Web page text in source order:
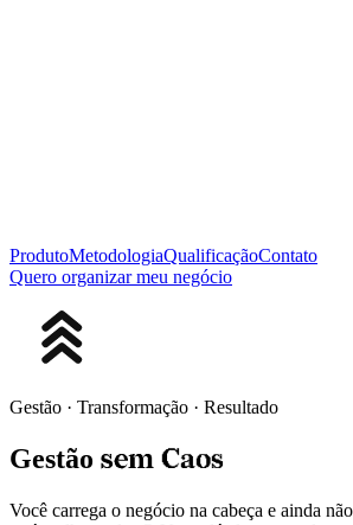
ProdutoMetodologiaQualificaçãoContato
Quero organizar meu negócio
Gestão · Transformação · Resultado
Gestão sem Caos
Você carrega o negócio na cabeça e ainda